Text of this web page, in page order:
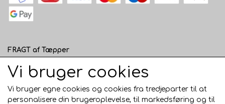
FRAGT af Tæpper
1 - 120 cm bred - 49 kr. til pakkeshop eller 82 kr.
hjemmelevering
121 - 200 cm bred - 99 kr. hjemmelevering
Vi bruger cookies
Vi bruger egne cookies og cookies fra tredjeparter til at
personalisere din brugeroplevelse, til markedsføring og til